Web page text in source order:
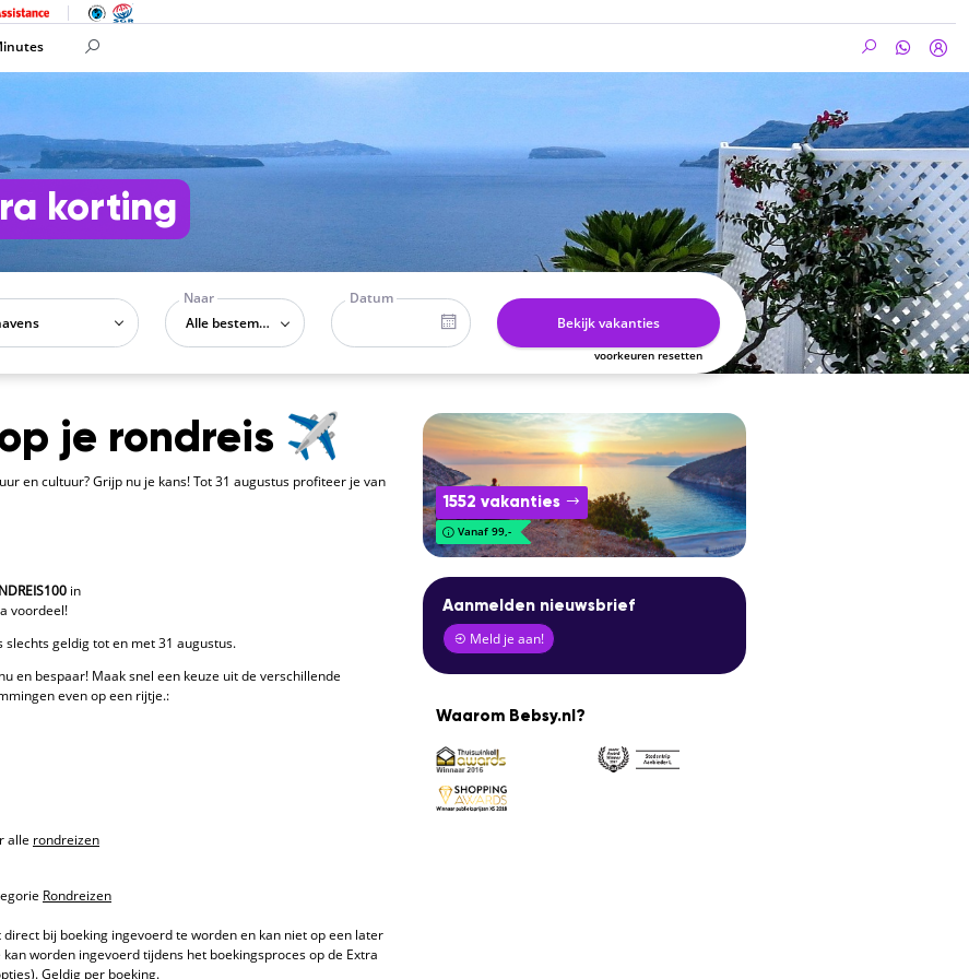
korting
Naar
Alle bestemmingen
Datum
Bekijk vakanties
voorkeuren resetten
je rondreis ✈️
en cultuur? Grijp nu je kans! Tot 31 augustus profiteer je van
in
voordeel!
slechts geldig tot en met 31 augustus.
en bespaar! Maak snel een keuze uit de verschillende
even op een rijtje.:
alle rondreizen
Rondreizen
direct bij boeking ingevoerd te worden en kan niet op een later
worden ingevoerd tijdens het boekingsproces op de Extra
Geldig per boeking.
1552 vakanties
Vanaf 99,-
Aanmelden nieuwsbrief
Meld je aan!
Waarom Bebsy.nl?